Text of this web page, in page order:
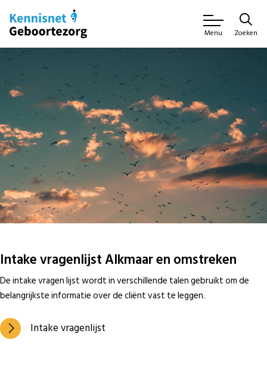
Menu Zoeken
Intake vragenlijst Alkmaar en omstreken
De intake vragen lijst wordt in verschillende talen gebruikt om de
belangrijkste informatie over de cliënt vast te leggen.
Intake vragenlijst